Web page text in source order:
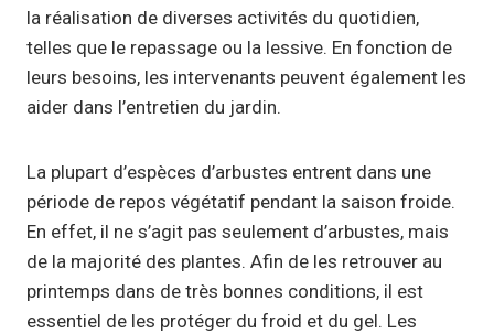
la réalisation de diverses activités du quotidien,
telles que le repassage ou la lessive. En fonction de
leurs besoins, les intervenants peuvent également les
aider dans l’entretien du jardin.
La plupart d’espèces d’arbustes entrent dans une
période de repos végétatif pendant la saison froide.
En effet, il ne s’agit pas seulement d’arbustes, mais
de la majorité des plantes. Afin de les retrouver au
printemps dans de très bonnes conditions, il est
essentiel de les protéger du froid et du gel. Les